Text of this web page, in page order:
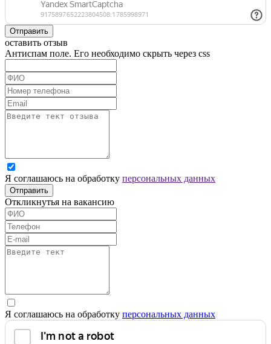
Отправить
оставить отзыв
Антиспам поле. Его необходимо скрыть через css
Я соглашаюсь на обработку персональных данных
Отправить
Откликнутья на вакансию
Я соглашаюсь на обработку персональных данных